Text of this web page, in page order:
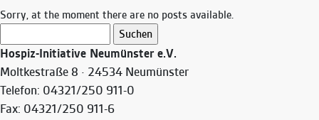
Ehrenamt
Hospiz-Notiz
Kontakt & Anfahrt
Vereinsmitgliedschaft & Spenden
Kooperationspartner
Sorry, at the moment there are no posts available.
nach:
Hospiz-Initiative Neumünster e.V.
Moltkestraße 8 · 24534 Neumünster
Telefon: 04321/250 911-0
Fax: 04321/250 911-6